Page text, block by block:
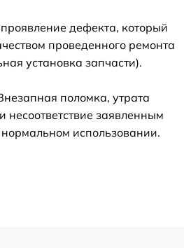
дефекта, который
проведенного ремонта
установка запчасти).
поломка, утрата
несоответствие заявленным
использовании.